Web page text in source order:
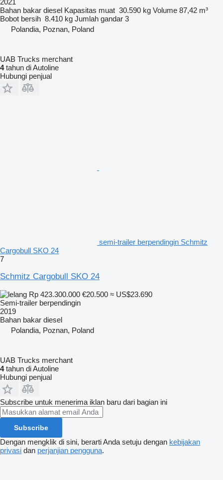
2021
Bahan bakar diesel Kapasitas muat 30.590 kg Volume 87,42 m³
Bobot bersih 8.410 kg Jumlah gandar 3
Polandia, Poznan, Poland
UAB Trucks merchant
4tahun di Autoline
Hubungi penjual
semi-trailer berpendingin Schmitz
Cargobull SKO 24
7
Schmitz Cargobull SKO 24
Rp 423.300.000 €20.500 ≈ US$23.690
Semi-trailer berpendingin
2019
Bahan bakar diesel
Polandia, Poznan, Poland
UAB Trucks merchant
4tahun di Autoline
Hubungi penjual
Subscribe untuk menerima iklan baru dari bagian ini
Subscribe
Dengan mengklik di sini, berarti Anda setuju dengan kebijakan
privasi dan perjanjian pengguna.